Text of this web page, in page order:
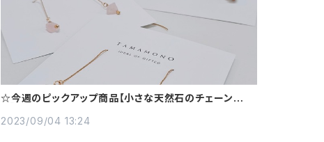
☆今週のピックアップ商品【小さな天然石のチェーンピア
2023/09/04 13:24